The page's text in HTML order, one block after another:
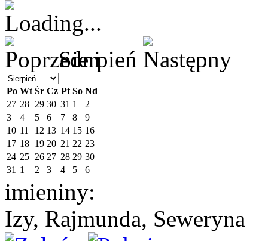
Sierpień
Po Wt Śr Cz Pt So Nd
27 28 29 30 31 1
2
3
4 5 6 7 8
9
10 11 12 13 14 15 16
17 18 19 20 21 22 23
24 25 26 27 28 29 30
31 1 2 3 4 5 6
imieniny:
Izy, Rajmunda, Seweryna